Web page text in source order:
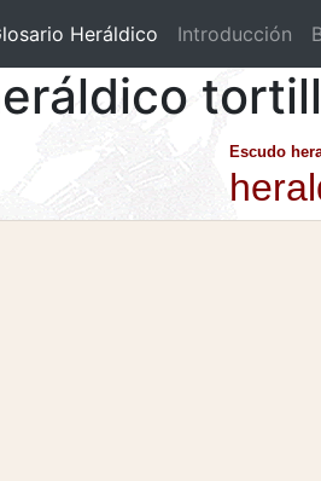
Heráldico Introducción
Escudo